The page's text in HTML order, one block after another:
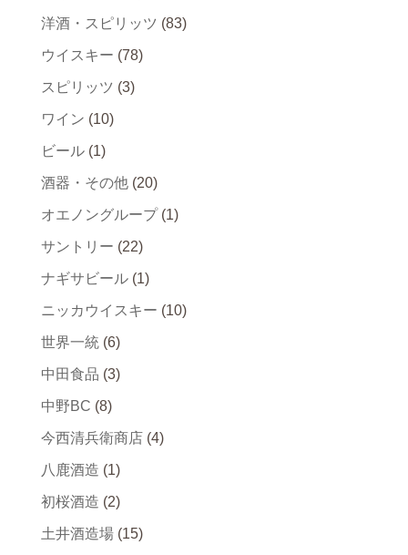
洋酒・スピリッツ (83)
ウイスキー (78)
スピリッツ (3)
ワイン (10)
ビール (1)
酒器・その他 (20)
オエノングループ (1)
サントリー (22)
ナギサビール (1)
ニッカウイスキー (10)
世界一統 (6)
中田食品 (3)
中野BC (8)
今西清兵衛商店 (4)
八鹿酒造 (1)
初桜酒造 (2)
土井酒造場 (15)